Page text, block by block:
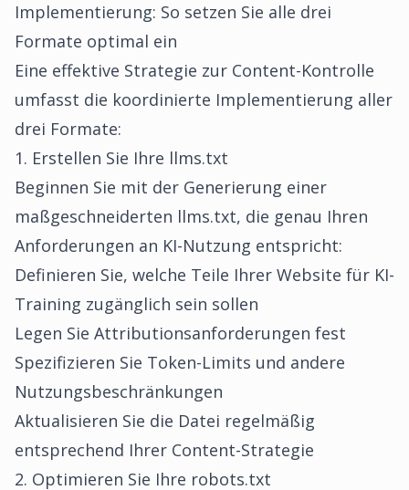
Implementierung: So setzen Sie alle drei
Formate optimal ein
Eine effektive Strategie zur Content-Kontrolle
umfasst die koordinierte Implementierung aller
drei Formate:
1. Erstellen Sie Ihre llms.txt
Beginnen Sie mit der Generierung einer
maßgeschneiderten llms.txt, die genau Ihren
Anforderungen an KI-Nutzung entspricht:
Definieren Sie, welche Teile Ihrer Website für KI-
Training zugänglich sein sollen
Legen Sie Attributionsanforderungen fest
Spezifizieren Sie Token-Limits und andere
Nutzungsbeschränkungen
Aktualisieren Sie die Datei regelmäßig
entsprechend Ihrer Content-Strategie
2. Optimieren Sie Ihre robots.txt